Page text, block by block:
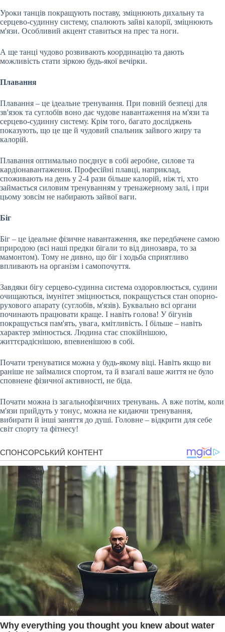
Уроки танців покращують поставу, зміцнюють дихальну та
серцево-судинну систему, спалюють зайві калорії, зміцнюють
м'язи. Особливий акцент ставиться на прес та ноги.
А ще танці чудово розвивають координацію та дають
можливість стати зіркою будь-якої вечірки.
Плавання
Плавання – це ідеальне тренування. При повній безпеці для
зв'язок та суглобів воно дає чудове навантаження на м'язи та
серцево-судинну систему. Крім того, багато досліджень
показують, що це ще й чудовий спальник зайвого жиру та
калорій.
Плавання оптимально поєднує в собі аеробне, силове та
кардіонавантаження. Професійні плавці, наприклад,
споживають на день у 2-4 рази більше калорій, ніж ті, хто
займається силовим тренуванням у тренажерному залі, і при
цьому зовсім не набирають зайвої ваги.
Біг
Біг – це ідеальне фізичне навантаження, яке передбачене самою
природою (всі наші предки бігали то від динозавра, то за
мамонтом). Тому не дивно, що біг і ходьба сприятливо
впливають на організм і самопочуття.
Завдяки бігу серцево-судинна система оздоровлюється, судини
очищаються, імунітет зміцнюється, покращується стан опорно-
рухового апарату (суглобів, м'язів). Буквально всі органи
починають працювати краще. І навіть голова! У бігунів
покращується пам'ять, увага, кмітливість. І більше – навіть
характер змінюється. Людина стає спокійнішою,
життєрадіснішою, впевненішою в собі.
Почати тренуватися можна у будь-якому віці. Навіть якщо ви
раніше не займалися спортом, та й взагалі ваше життя не було
сповнене фізичної активності, не біда.
Почати можна із загальнофізичних тренувань. А вже потім, коли
м'язи прийдуть у тонус, можна не кидаючи тренування,
вибирати й інші заняття до душі. Головне – відкрити для себе
світ спорту та фітнесу!